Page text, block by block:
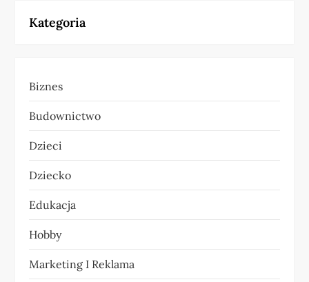
g
c
j
a
w
p
i
Kategoria
Biznes
Budownictwo
Dzieci
Dziecko
Edukacja
Hobby
Marketing I Reklama